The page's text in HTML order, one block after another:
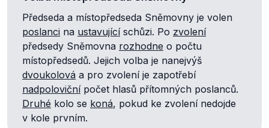
Předseda a místopředseda Sněmovny je volen
poslanci na ustavujícíschůzi. Po zvolení
předsedy Sněmovna rozhodne o počtu
místopředsedů. Jejich volba je nanejvýš
dvoukolová a pro zvolení je zapotřebí
nadpolovičnípočet hlasů přítomných poslanců.
Druhé kolo se koná, pokud ke zvolení nedojde
v kole prvním.